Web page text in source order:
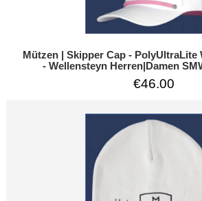
Mützen | Skipper Cap - PolyUltraLite
- Wellensteyn Herren|Damen
€46.00